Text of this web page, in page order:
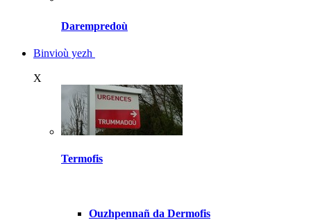
Darempredoù
Binvioù yezh
X
Termofis
Ouzhpennañ da Dermofis